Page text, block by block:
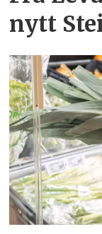
nytt